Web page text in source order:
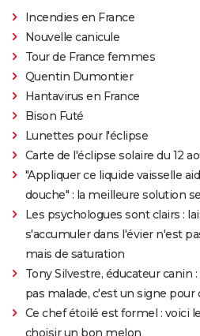
Incendies en France
Nouvelle canicule
Tour de France femmes
Quentin Dumontier
Hantavirus en France
Bison Futé
Lunettes pour l'éclipse
Carte de l'éclipse solaire du 12
"Appliquer ce liquide vaisselle
douche" : la meilleure solution
Les psychologues sont clairs :
s'accumuler dans l'évier n'est
mais de saturation
Tony Silvestre, éducateur canin
pas malade, c'est un signe pour
Ce chef étoilé est formel : voici
choisir un bon melon